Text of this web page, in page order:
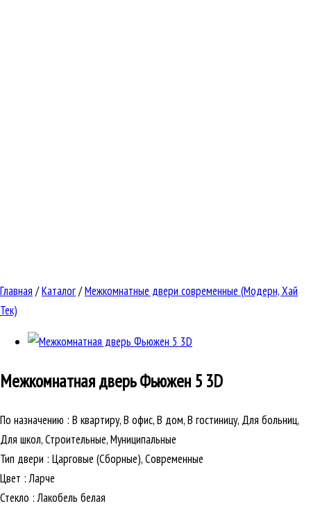
Главная /Каталог/Межкомнатные двери современные (Модерн, Хай
Тек)
Межкомнатная дверьФьюжен 5 3D
По назначению : В квартиру, В офис, В дом, В гостиницу, Для больниц,
Для школ, Строительные, Муниципальные
Тип двери : Царговые (Сборные), Современные
Цвет :Ларче
Стекло :Лакобель белая